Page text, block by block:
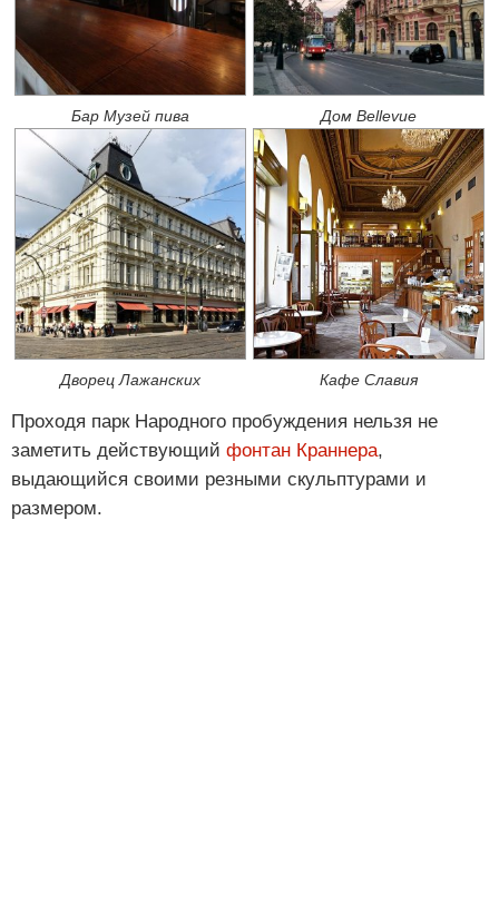
Бар Музей пива Дом Bellevue
Дворец Лажанских Кафе Славия
Проходя парк Народного пробуждения нельзя не
заметить действующий фонтан Краннера,
выдающийся своими резными скульптурами и
размером.